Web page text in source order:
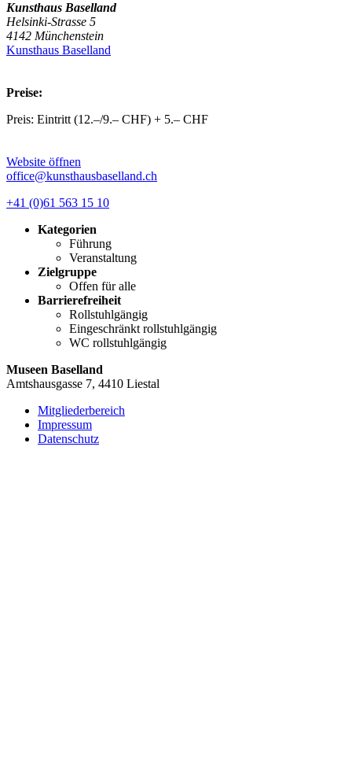
Kunsthaus Baselland
Helsinki-Strasse 5
4142 Münchenstein
Kunsthaus Baselland
Preise:
Preis: Eintritt (12.–/9.– CHF) + 5.– CHF
Website öffnen
office@kunsthausbaselland.ch
+41 (0)61 563 15 10
Kategorien
Führung
Veranstaltung
Zielgruppe
Offen für alle
Barrierefreiheit
Rollstuhlgängig
Eingeschränkt rollstuhlgängig
WC rollstuhlgängig
Museen Baselland
Amtshausgasse 7, 4410 Liestal
Mitgliederbereich
Impressum
Datenschutz